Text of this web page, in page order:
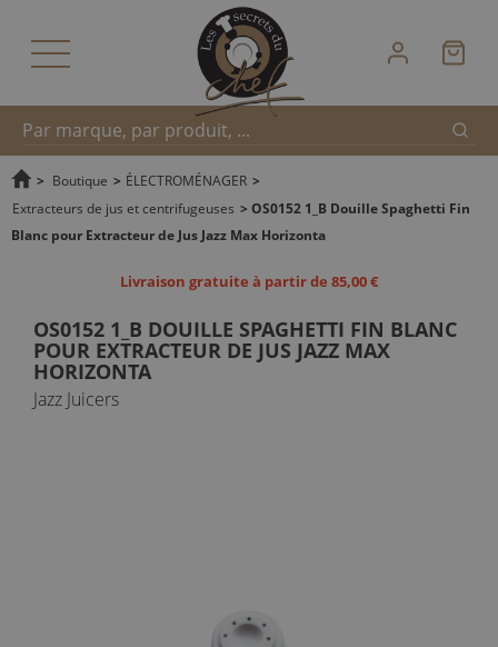
Recherche
rapide
> Boutique > ÉLECTROMÉNAGER >
Extracteurs de jus et centrifugeuses > OS0152 1_B Douille Spaghetti Fin
Blanc pour Extracteur de Jus Jazz Max Horizonta
Livraison gratuite à partir de 85,00 €
OS0152 1_B DOUILLE SPAGHETTI FIN BLANC
POUR EXTRACTEUR DE JUS JAZZ MAX
HORIZONTA
Jazz Juicers